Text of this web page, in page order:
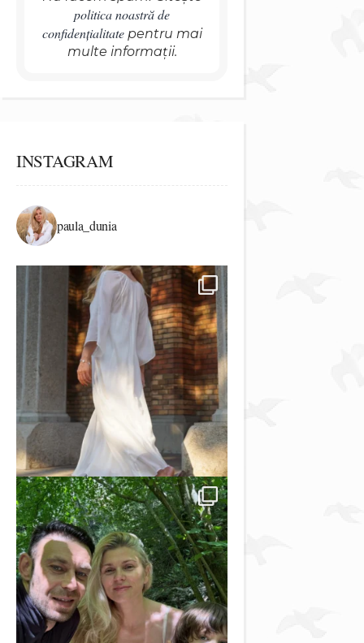
politica noastră de
confidențialitatepentru mai
multe informații.
INSTAGRAM
paula_dunia